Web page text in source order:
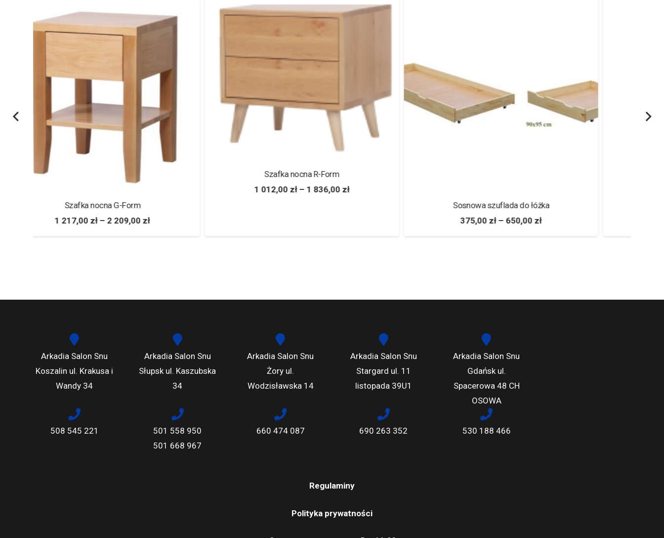
Szafka nocna R-Form
Arkadia Salon Snu
Koszalin ul. Krakusa i
Wandy 34
Arkadia Salon Snu
Słupsk ul. Kaszubska
34
Arkadia Salon Snu
Żory ul.
Wodzisławska 14
Arkadia Salon Snu
Stargard ul. 11
listopada 39U1
Arkadia Salon Snu
Gdańsk ul.
Spacerowa 48 CH
OSOWA
508 545 221
501 558 950
501 668 967
660 474 087 690 263 352 530 188 466
Regulaminy
Polityka prywatności